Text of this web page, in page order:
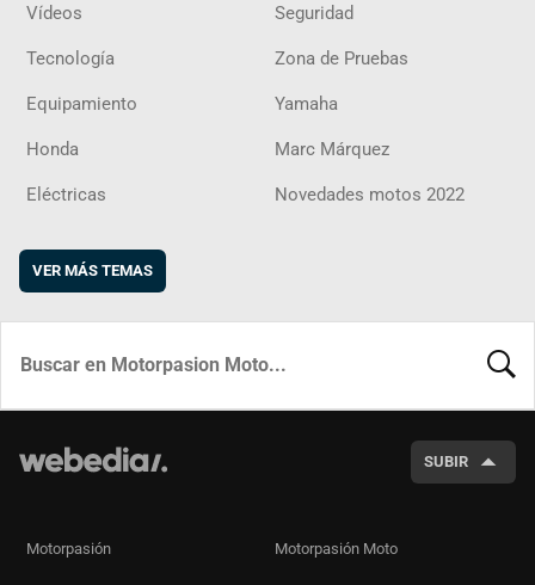
Vídeos Seguridad
Tecnología Zona de Pruebas
Equipamiento Yamaha
Honda Marc Márquez
Eléctricas Novedades motos 2022
VER MÁS TEMAS
SUBIR
Motorpasión Motorpasión Moto